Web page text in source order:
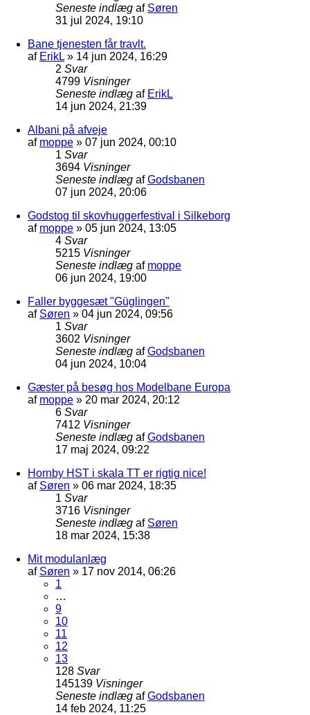
Seneste indlæg af Søren
31 jul 2024, 19:10
Bane tjenesten får travlt.
af ErikL » 14 jun 2024, 16:29
2 Svar
4799 Visninger
Seneste indlæg af ErikL
14 jun 2024, 21:39
Albani på afveje
af moppe » 07 jun 2024, 00:10
1 Svar
3694 Visninger
Seneste indlæg afGodsbanen
07 jun 2024, 20:06
Godstog til skovhuggerfestival i Silkeborg
af moppe » 05 jun 2024, 13:05
4 Svar
5215 Visninger
Seneste indlæg af moppe
06 jun 2024, 19:00
Faller byggesæt "Güglingen"
af Søren » 04 jun 2024, 09:56
1 Svar
3602 Visninger
Seneste indlæg afGodsbanen
04 jun 2024, 10:04
Gæster på besøg hos Modelbane Europa
af moppe » 20 mar 2024, 20:12
6 Svar
7412 Visninger
Seneste indlæg afGodsbanen
17 maj 2024, 09:22
Hornby HST i skala TT er rigtig nice!
af Søren » 06 mar 2024, 18:35
1 Svar
3716 Visninger
Seneste indlæg af Søren
18 mar 2024, 15:38
Mit modulanlæg
af Søren » 17 nov 2014, 06:26
1
…
9
10
11
12
13
128 Svar
145139 Visninger
Seneste indlæg afGodsbanen
14 feb 2024, 11:25